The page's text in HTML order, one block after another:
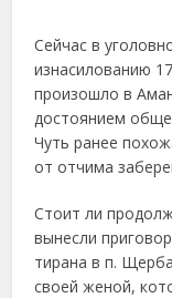
Сейчас в
изнасилованию
произошло в
достоянием
Чуть ранее
от отчима
Стоит ли
вынесли
тирана в п.
своей женой,